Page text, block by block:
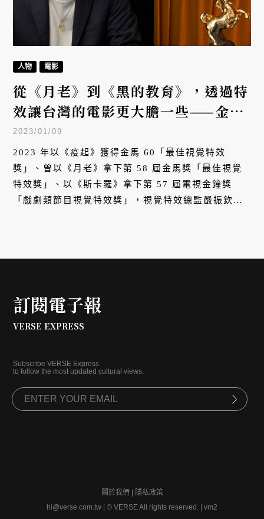
人物 電影
從《月老》到《黑的教育》，透過特
效讓台灣的電影更大膽一些——金馬
獎視覺特效嚴振欽
2023/01/09
2023 年以《疫起》獲得金馬 60「最佳視覺特效
獎」、曾以《月老》拿下第 58 屆金馬獎「最佳視覺
特效獎」、以《斯卡羅》拿下第 57 屆電視金鐘獎
「戲劇類節目視覺特效獎」，視覺特效總監嚴振欽的
訂閱電子報
VERSE EXPRESS
Subscribe VERSE Express
to follow the most updated cultural views.
關於我們
隱私政策
hi@verse.com.tw
© VERSE All rights reserved. | vm2